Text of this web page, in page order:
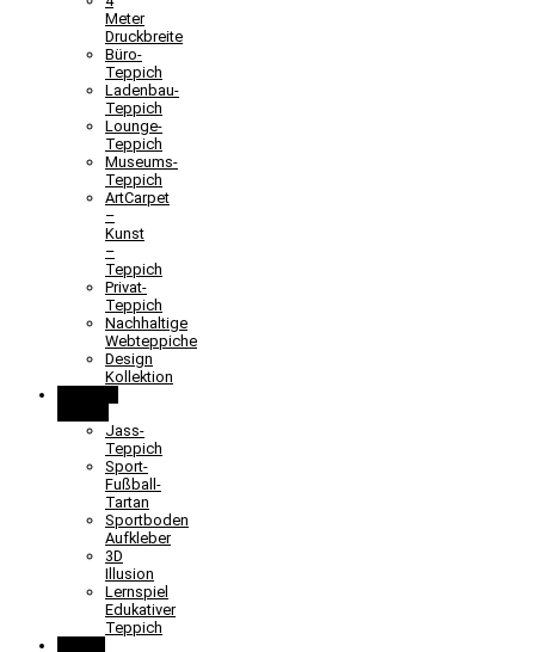
Meter
Druckbreite
Büro-
Teppich
Ladenbau-
Teppich
Lounge-
Teppich
Museums-
Teppich
ArtCarpet
–
Kunst
–
Teppich
Privat-
Teppich
Nachhaltige
Webteppiche
Design
Kollektion
Jass-
Teppich
Sport-
Fußball-
Tartan
Sportboden
Aufkleber
3D
Illusion
Lernspiel
Edukativer
Teppich